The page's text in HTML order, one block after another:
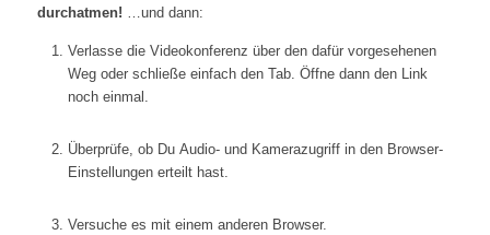
durchatmen! …und dann:
Verlasse die Videokonferenz über den dafür vorgesehenen
Weg oder schließe einfach den Tab. Öffne dann den Link
noch einmal.
Überprüfe, ob Du Audio- und Kamerazugriff in den Browser-
Einstellungen erteilt hast.
Versuche es mit einem anderen Browser.